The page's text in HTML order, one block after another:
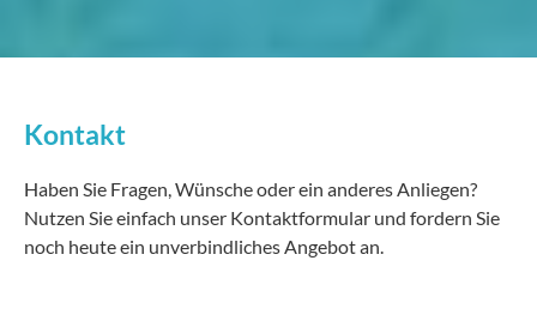
Kontakt
Haben Sie Fragen, Wünsche oder ein anderes Anliegen?
Nutzen Sie einfach unser Kontaktformular und fordern Sie
noch heute ein unverbindliches Angebot an.